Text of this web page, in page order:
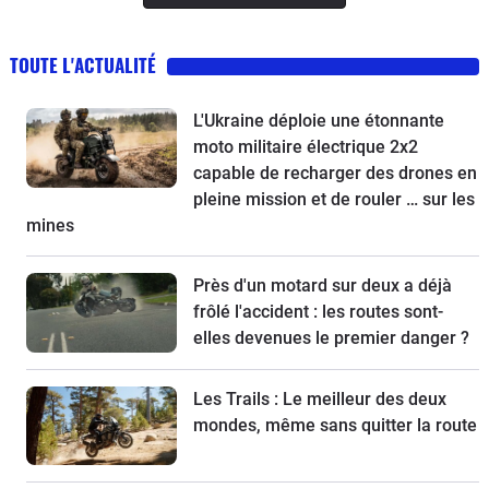
TOUTE L'ACTUALITÉ
L'Ukraine déploie une étonnante
moto militaire électrique 2x2
capable de recharger des drones en
pleine mission et de rouler … sur les
mines
Près d'un motard sur deux a déjà
frôlé l'accident : les routes sont-
elles devenues le premier danger ?
Les Trails : Le meilleur des deux
mondes, même sans quitter la route